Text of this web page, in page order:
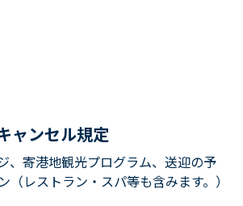
ャンセル規定
、寄港地観光プログラム、送迎の予
（レストラン・スパ等も含みます。）